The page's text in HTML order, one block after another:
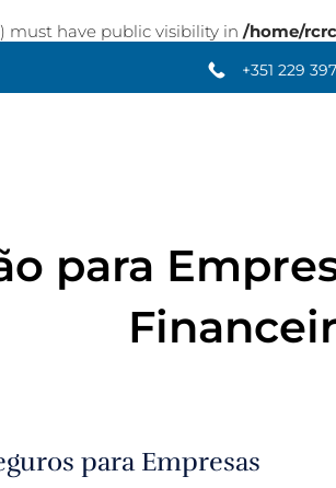
must have public visibility in /home/
+351 229
para
para Empresas